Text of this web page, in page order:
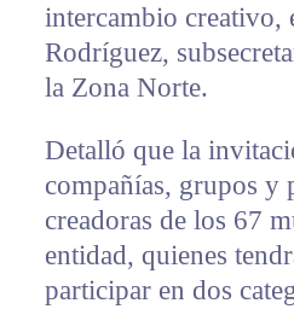
intercambio creativo,
Rodríguez,
la Zona Norte.
Detalló que la
compañías, grupos y
creadoras de los 67
entidad, quienes
participar en dos